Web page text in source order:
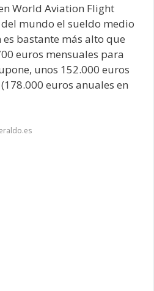
World Aviation Flight
mundo el sueldo medio
bastante más alto que
euros mensuales para
unos 152.000 euros
euros anuales en